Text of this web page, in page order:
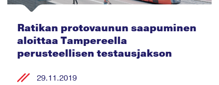
Ratikan protovaunun saapuminen
aloittaa Tampereella
perusteellisen testausjakson
29.11.2019